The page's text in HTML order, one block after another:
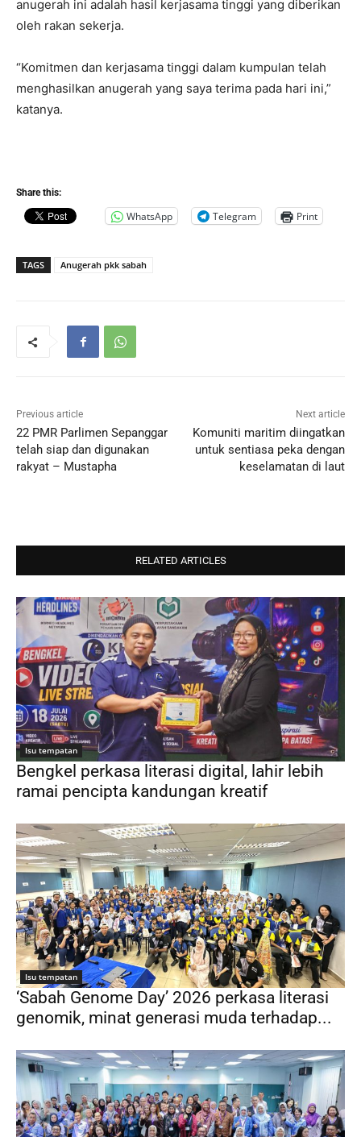
anugerah ini adalah hasil kerjasama tinggi yang diberikan
oleh rakan sekerja.
“Komitmen dan kerjasama tinggi dalam kumpulan telah
menghasilkan anugerah yang saya terima pada hari ini,”
katanya.
Share this:
WhatsApp Telegram Print
TAGS Anugerah pkk sabah
Previous article
22 PMR Parlimen Sepanggar
telah siap dan digunakan
rakyat – Mustapha
Next article
Komuniti maritim diingatkan
untuk sentiasa peka dengan
keselamatan di laut
RELATED ARTICLES
Isu tempatan
Bengkel perkasa literasi digital, lahir lebih
ramai pencipta kandungan kreatif
Isu tempatan
‘Sabah Genome Day’ 2026 perkasa literasi
genomik, minat generasi muda terhadap...